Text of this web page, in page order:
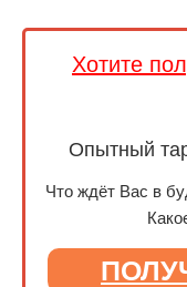
Хотите
Опытный
Что ждёт Вас в